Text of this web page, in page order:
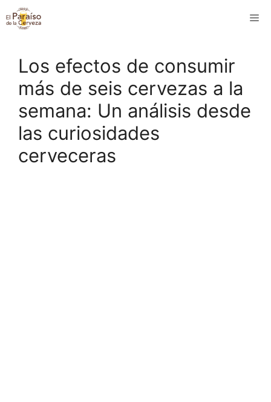
Saltar
al
Los efectos de consumir
más de seis cervezas a la
semana: Un análisis desde
las curiosidades
cerveceras